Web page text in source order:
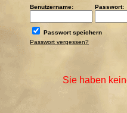
Benutzername:
Passwort:
Passwort speichern
Passwort vergessen?
Sie haben